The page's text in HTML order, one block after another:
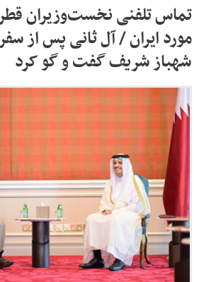
تماس تلفنی نخست‌وزیران
مورد ایران / آل ثانی پس از سفر
شهباز شریف گفت و گو کرد